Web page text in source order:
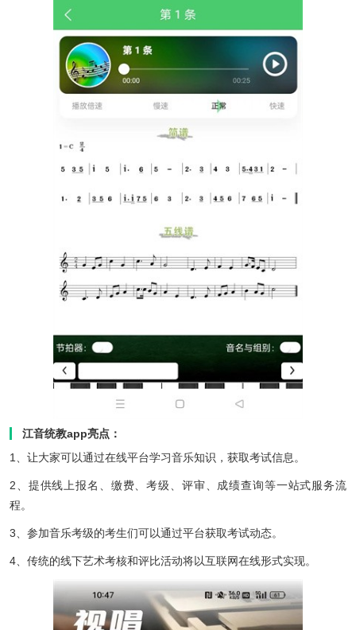
江音统教app亮点：
1、让大家可以通过在线平台学习音乐知识，获取考试信息。
2、提供线上报名、缴费、考级、评审、成绩查询等一站式服务流
程。
3、参加音乐考级的考生们可以通过平台获取考试动态。
4、传统的线下艺术考核和评比活动将以互联网在线形式实现。